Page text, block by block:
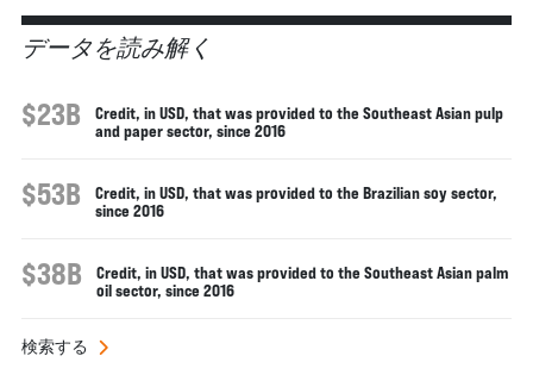
データを読み解く
$23B
Credit, in USD, that was provided to the Southeast Asian pulp
and paper sector, since 2016
$53B
Credit, in USD, that was provided to the Brazilian soy sector,
since 2016
$38B
Credit, in USD, that was provided to the Southeast Asian palm
oil sector, since 2016
検索する